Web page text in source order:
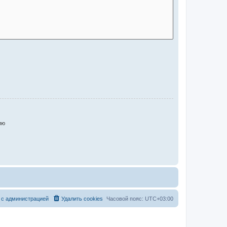
Часовой пояс: UTC+03:00
Удалить cookies
администрацией